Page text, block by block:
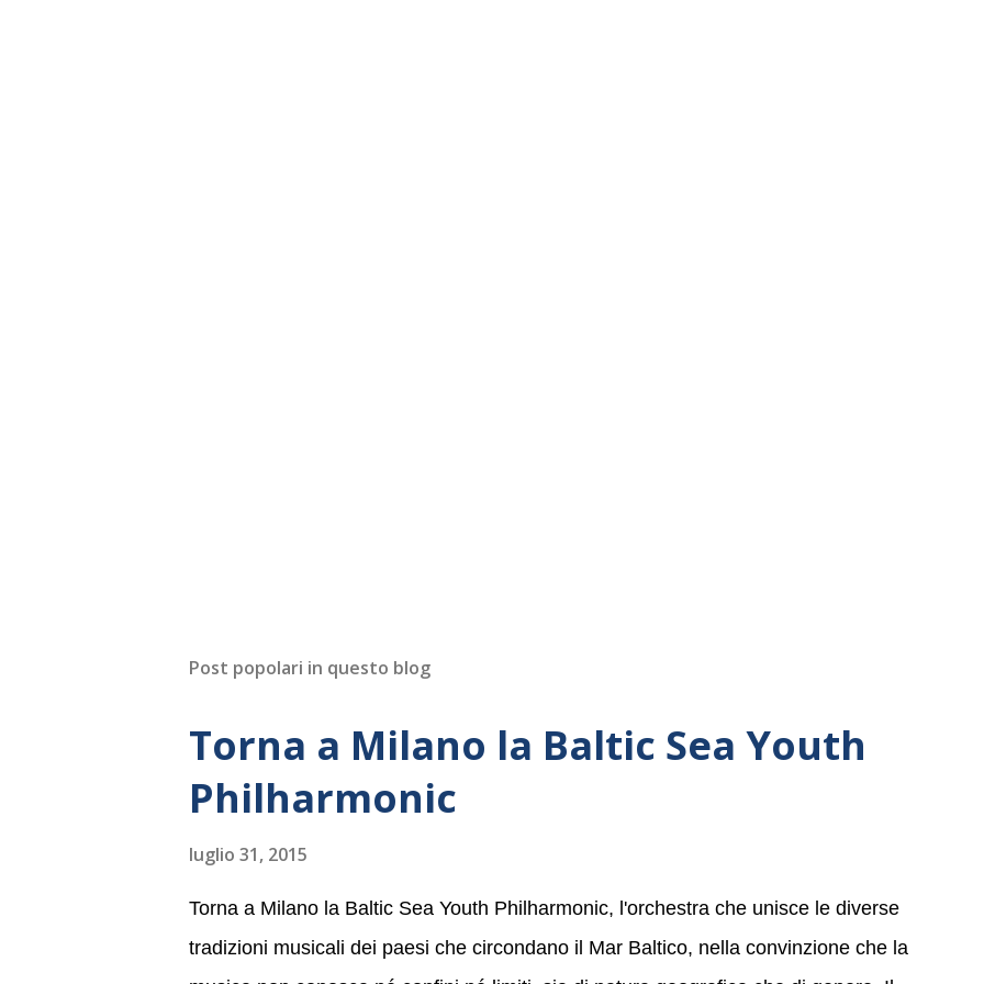
Post popolari in questo blog
Torna a Milano la Baltic Sea Youth
Philharmonic
luglio 31, 2015
Torna a Milano la Baltic Sea Youth Philharmonic, l'orchestra che unisce le diverse
tradizioni musicali dei paesi che circondano il Mar Baltico, nella convinzione che la